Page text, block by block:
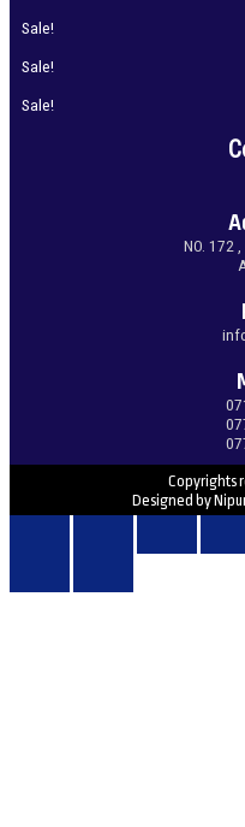
Sale!
Sale!
Sale!
NO. 172 ,
Copyrights
Designed by